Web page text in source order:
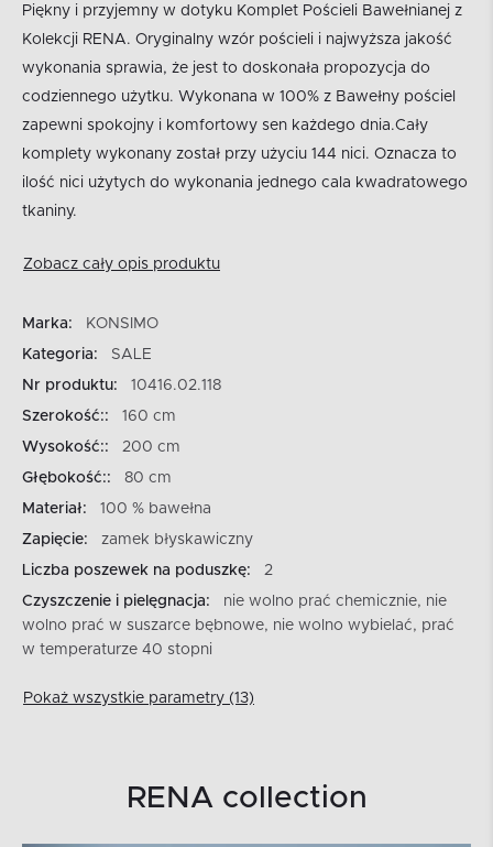
Piękny i przyjemny w dotyku Komplet Pościeli Bawełnianej z
Kolekcji RENA. Oryginalny wzór pościeli i najwyższa jakość
wykonania sprawia, że jest to doskonała propozycja do
codziennego użytku. Wykonana w 100% z Bawełny pościel
zapewni spokojny i komfortowy sen każdego dnia.Cały
komplety wykonany został przy użyciu 144 nici. Oznacza to
ilość nici użytych do wykonania jednego cala kwadratowego
tkaniny.
Zobacz cały opis produktu
Marka:
KONSIMO
Kategoria:
SALE
Nr produktu:
10416.02.118
Szerokość::
160 cm
Wysokość::
200 cm
Głębokość::
80 cm
Materiał:
100 % bawełna
Zapięcie:
zamek błyskawiczny
Liczba poszewek na poduszkę:
2
Czyszczenie i pielęgnacja:
nie wolno prać chemicznie, nie
wolno prać w suszarce bębnowe, nie wolno wybielać, prać
w temperaturze 40 stopni
Pokaż wszystkie parametry (13)
RENA collection